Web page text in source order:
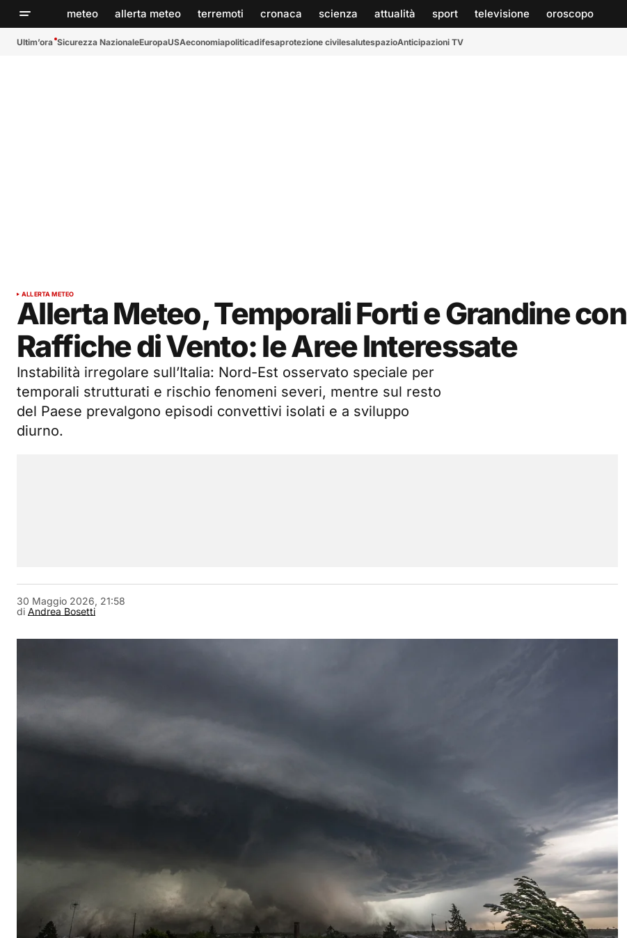
meteo allerta meteo terremoti cronaca scienza attualità sport televisione oroscopo
Ultim’ora Sicurezza NazionaleEuropaUSAeconomiapoliticadifesaprotezione civilesalutespazioAnticipazioni TV
ALLERTA METEO
Allerta Meteo, Temporali Forti e Grandine con
Raffiche di Vento: le Aree Interessate
Instabilità irregolare sull’Italia: Nord-Est osservato speciale per
temporali strutturati e rischio fenomeni severi, mentre sul resto
del Paese prevalgono episodi convettivi isolati e a sviluppo
diurno.
di Andrea Bosetti
30 Maggio 2026, 21:58